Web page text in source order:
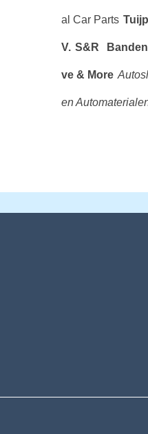
al Car Parts
V. S&R
ve & More
en